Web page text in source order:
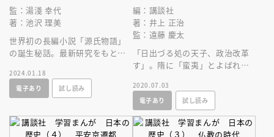
監：湯淺 幸代
著：池沢 理美
世界初の長編小説「源氏物語」
の誕生秘話。最新研究をもと
わかりやすく凝縮した一冊！
2024.01.18
電子あり
試し読み
編：講談社
著：井上 正治
監：遠藤 慶太
「日出づる処の天子、政治改革
す」。隋に「蛮夷」とよばれた
上のため国のかたちを整える。
2020.07.03
電子あり
試し読み